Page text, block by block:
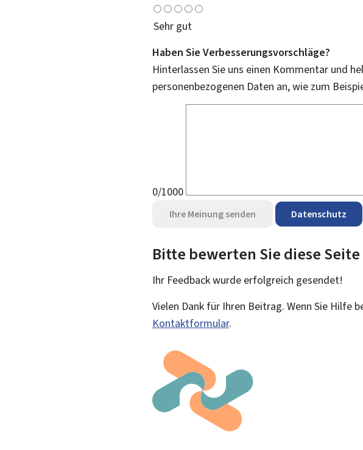
Sehr gut
Haben Sie Verbesserungsvorschläge?
Hinterlassen Sie uns einen Kommentar und
personenbezogenen Daten an, wie zum
0/1000
Ihre Meinung senden Datenschutz
Bitte bewerten Sie diese Seite
Ihr Feedback wurde erfolgreich gesendet!
Vielen Dank für Ihren Beitrag. Wenn Sie Hilfe
Kontaktformular.